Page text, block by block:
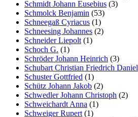
Schmidt Johann Eusebius (3)
Schmolck Benjamin (53)
Schneegaß Cyriacus (1)
Schneesing Johannes (2)
Schneider Liepolt (1)
Schoch G. (1)
Schröder Johann Heinrich (3)
Schubart Christian Friedrich Daniel
Schuster Gottfried (1)
Schütz Johann Jakob (2)
Schwedler Johann Christoph (2)
Schweichardt Anna (1)
Schweiger Rupert (1)